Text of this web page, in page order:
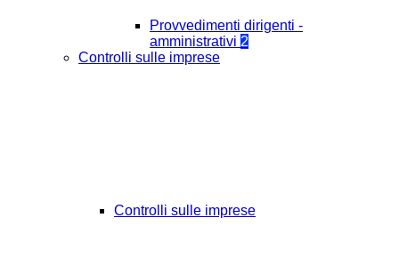
Provvedimenti dirigenti -
amministrativi 2
Controlli sulle imprese
Controlli sulle imprese